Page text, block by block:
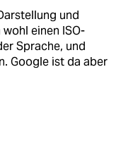
und
einen ISO-
Sprache, und
Google ist da aber